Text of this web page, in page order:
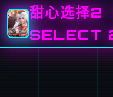
甜心选择2
SELECT